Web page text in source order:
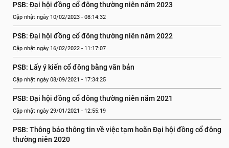
PSB: Đại hội đồng cổ đông thường niên năm 2023
Cập nhật ngày 10/02/2023 - 08:14:32
PSB: Đại hội đồng cổ đông thường niên năm 2022
Cập nhật ngày 16/02/2022 - 11:17:07
PSB: Lấy ý kiến cổ đông bằng văn bản
Cập nhật ngày 08/09/2021 - 17:34:25
PSB: Đại hội đồng cổ đông thường niên năm 2021
Cập nhật ngày 29/01/2021 - 12:55:19
PSB: Thông báo thông tin về việc tạm hoãn Đại hội đồng cổ đông
thường niên 2020